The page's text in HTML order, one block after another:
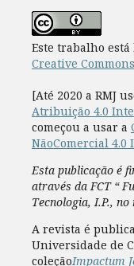
Este trabalho
Creative
[Até 2020 a RMJ
Atribuição 4.0
começou a usar a
NãoComercial
Esta publicação é
através da FCT “
Tecnologia, I.P.,
A revista é
Universidade de
coleçãoImpactum